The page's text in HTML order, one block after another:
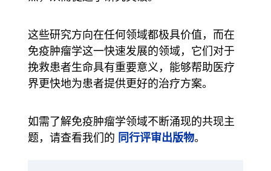
这些研究方向在任何领域都极具价值，而在
免疫肿瘤学这一快速发展的领域，它们对于
挽救患者生命具有重要意义，能够帮助医疗
界更快地为患者提供更好的治疗方案。
如需了解免疫肿瘤学领域不断涌现的共现主
题，请查看我们的 同行评审出版物。